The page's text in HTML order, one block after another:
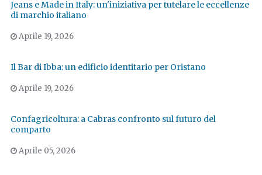
Jeans e Made in Italy: un'iniziativa per tutelare le eccellenze
di marchio italiano
Aprile 19, 2026
Il Bar di Ibba: un edificio identitario per Oristano
Aprile 19, 2026
Confagricoltura: a Cabras confronto sul futuro del
comparto
Aprile 05, 2026